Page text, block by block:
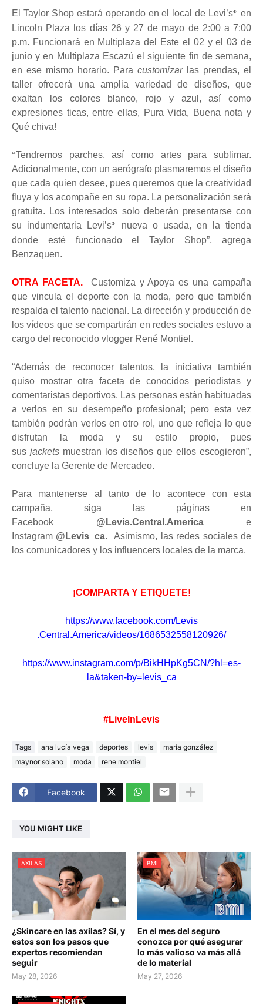
El Taylor Shop estará operando en el local de Levi’s® en
Lincoln Plaza los días 26 y 27 de mayo de 2:00 a 7:00
p.m. Funcionará en Multiplaza del Este el 02 y el 03 de
junio y en Multiplaza Escazú el siguiente fin de semana,
en ese mismo horario. Para customizarlas prendas, el
taller ofrecerá una amplia variedad de diseños, que
exaltan los colores blanco, rojo y azul, así como
expresiones ticas, entre ellas, Pura Vida, Buena nota y
Qué chiva!
“Tendremos parches, así como artes para sublimar.
Adicionalmente, con un aerógrafo plasmaremos el diseño
que cada quien desee, pues queremos que la creatividad
fluya y los acompañe en su ropa. La personalización será
gratuita. Los interesados solo deberán presentarse con
su indumentaria Levi’s®
nueva o usada, en la tienda
donde esté funcionado el Taylor Shop”, agrega
Benzaquen.
OTRA FACETA.
Customiza y Apoya es una campaña
que vincula el deporte con la moda, pero que también
respalda el talento nacional. La dirección y producción de
los vídeos que se compartirán en redes sociales estuvo a
cargo del reconocido vlogger René Montiel.
“Además de reconocer talentos, la iniciativa también
quiso mostrar otra faceta de conocidos periodistas y
comentaristas deportivos. Las personas están habituadas
a verlos en su desempeño profesional; pero esta vez
también podrán verlos en otro rol, uno que refleja lo que
disfrutan la moda y su estilo propio, pues
sus jackets muestran los diseños que ellos escogieron”,
concluye la Gerente de Mercadeo.
Para mantenerse al tanto de lo acontece con esta
campaña, siga las páginas en
Facebook @Levis.Central.Americae
Instagram @Levis_ca. Asimismo, las redes sociales de
los comunicadores y los influencers locales de la marca.
¡COMPARTA Y ETIQUETE!
https://www.facebook.com/Levis
.Central.America/videos/1686532558120926/
https://www.instagram.com/p/BikHHpKg5CN/?hl=es-
la&taken-by=l evis_ca
#LiveInLevis
Tags ana lucía vega deportes levis
maría gonzález
maynor solano
moda rene montiel
Facebook
YOU MIGHT LIKE
AXILAS
¿Skincare en las axilas? Sí, y
estos son los pasos que
expertos recomiendan
seguir
May 28, 2026
BMI
En el mes del seguro
conozca por qué asegurar
lo más valioso va más allá
de lo material
May 27, 2026